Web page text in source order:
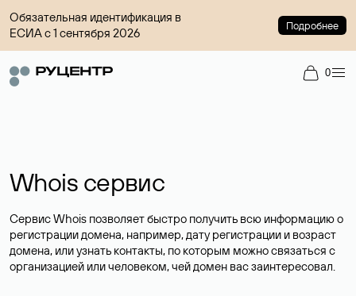
Обязательная идентификация в
ЕСИА с 1 сентября 2026
Подробнее
0
Whois сервис
Сервис Whois позволяет быстро получить всю информацию о
регистрации домена, например, дату регистрации и возраст
домена, или узнать контакты, по которым можно связаться с
организацией или человеком, чей домен вас заинтересовал.